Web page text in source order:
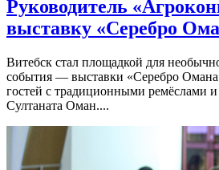
Руководитель
выставку «Серебро
Витебск стал площадкой для
события — выставки «Серебро
гостей с традиционными ремёслами
Султаната Оман....